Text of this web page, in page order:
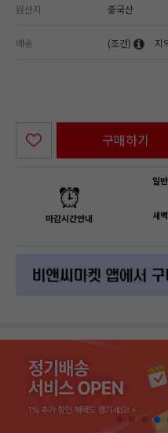
원산지
중국산
배송 (조건) 지
구매하기
마감시간안내
일
새